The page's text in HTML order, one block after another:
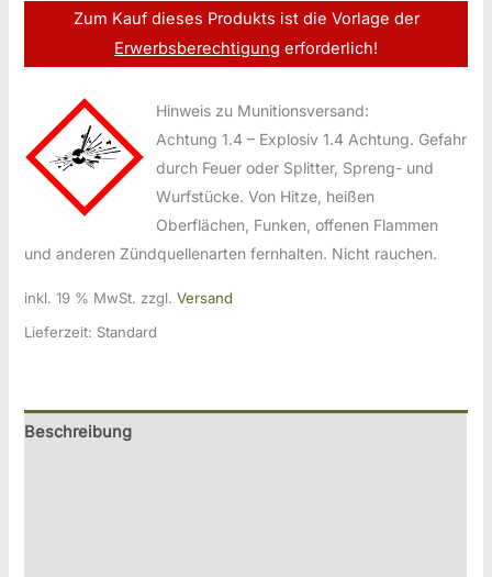
Nagant/Swed.
Zum Kauf dieses Produkts ist die Vorlage der
Erwerbsberechtigung erforderlich!
Hinweis zu Munitionsversand:
Achtung 1.4 – Explosiv 1.4 Achtung. Gefahr
durch Feuer oder Splitter, Spreng- und
Wurfstücke. Von Hitze, heißen
Oberflächen, Funken, offenen Flammen
und anderen Zündquellenarten fernhalten. Nicht rauchen.
inkl. 19 % MwSt. zzgl.Versand
Lieferzeit: Standard
Beschreibung